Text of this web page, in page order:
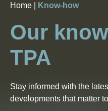
Services
Industries
About Us
Career
Home | Know-how
Our
TPA
Stay informed with the
developments that matter